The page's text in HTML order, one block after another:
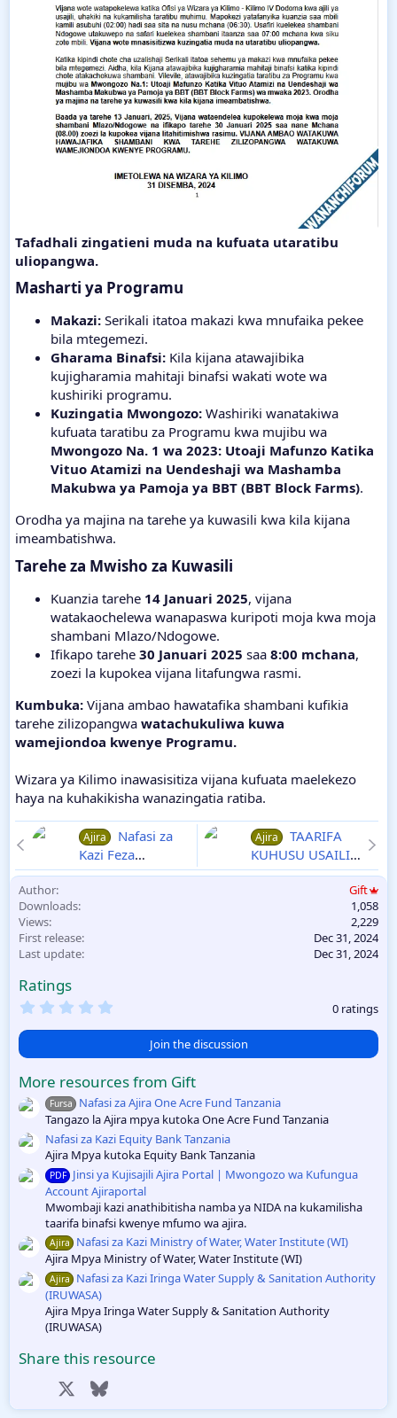
Tafadhali zingatieni muda na kufuata utaratibu
uliopangwa.
Masharti ya Programu​
Makazi: Serikali itatoa makazi kwa mnufaika pekee
bila mtegemezi.
Gharama Binafsi: Kila kijana atawajibika
kujigharamia mahitaji binafsi wakati wote wa
kushiriki programu.
Kuzingatia Mwongozo: Washiriki wanatakiwa
kufuata taratibu za Programu kwa mujibu wa
Mwongozo Na. 1 wa 2023: Utoaji Mafunzo Katika
Vituo Atamizi na Uendeshaji wa Mashamba
Makubwa ya Pamoja ya BBT (BBT Block Farms).
Orodha ya majina na tarehe ya kuwasili kwa kila kijana
imeambatishwa.
Tarehe za Mwisho za Kuwasili​
Kuanzia tarehe 14 Januari 2025, vijana
watakaochelewa wanapaswa kuripoti moja kwa moja
shambani Mlazo/Ndogowe.
Ifikapo tarehe 30 Januari 2025 saa 8:00 mchana,
zoezi la kupokea vijana litafungwa rasmi.
Kumbuka: Vijana ambao hawatafika shambani kufikia
tarehe zilizopangwa watachukuliwa kuwa
wamejiondoa kwenye Programu.
Wizara ya Kilimo inawasisitiza vijana kufuata maelekezo
haya na kuhakikisha wanazingatia ratiba.
Ajira
Nafasi za
Kazi Feza
International
2024
Ajira
TAARIFA
KUHUSU USAILI
WA KADA ZA
2024/2025 AJIRA
UTUMISHI AJIRA
ZA WALIMU 2025
Author
Gift
Downloads
1,058
Views
2,229
First release
Dec 31, 2024
Last update
Dec 31, 2024
Ratings
0
s
a
r
(
s
)
0 ratings
Join the discussion
More resources from Gift
Fursa
Nafasi za Ajira One Acre Fund Tanzania
Tangazo la Ajira mpya kutoka One Acre Fund Tanzania
Nafasi za Kazi Equity Bank Tanzania
Ajira Mpya kutoka Equity Bank Tanzania
PDF Jinsi ya Kujisajili Ajira Portal | Mwongozo wa Kufungua
Account Ajiraportal
Mwombaji kazi anathibitisha namba ya NIDA na kukamilisha
taarifa binafsi kwenye mfumo wa ajira.
Ajira
Nafasi za Kazi Ministry of Water, Water Institute (WI)
Ajira Mpya Ministry of Water, Water Institute (WI)
Ajira
Nafasi za Kazi Iringa Water Supply & Sanitation Authority
(IRUWASA)
Ajira Mpya Iringa Water Supply & Sanitation Authority
(IRUWASA)
Share this resource
Facebook Bluesky